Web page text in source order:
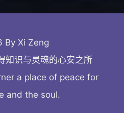
By Xi Zeng
知识与灵魂的心安之所
a place of peace for
and the soul.